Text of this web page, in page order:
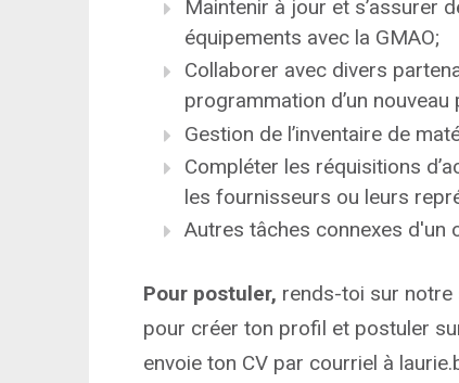
Maintenir à jour et s’assurer
équipements avec la GMAO;
Collaborer avec divers
programmation d’un
Gestion de l’inventaire de
Compléter les réquisitions
les fournisseurs ou leurs
Autres tâches connexes d'un
Pour postuler, rends-toi sur notre
pour créer ton profil et postuler
envoie ton CV par courriel à